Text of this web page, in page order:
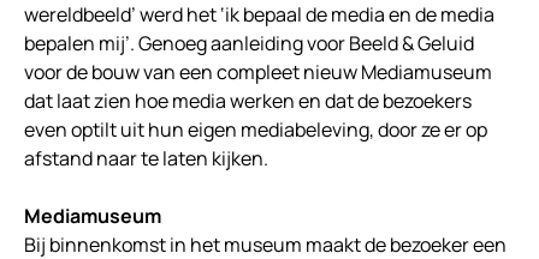
wereldbeeld’ werd het ‘ik bepaal de media en de media
bepalen mij’. Genoeg aanleiding voor Beeld & Geluid
voor de bouw van een compleet nieuw Mediamuseum
dat laat zien hoe media werken en dat de bezoekers
even optilt uit hun eigen mediabeleving, door ze er op
afstand naar te laten kijken.
Mediamuseum
Bij binnenkomst in het museum maakt de bezoeker een